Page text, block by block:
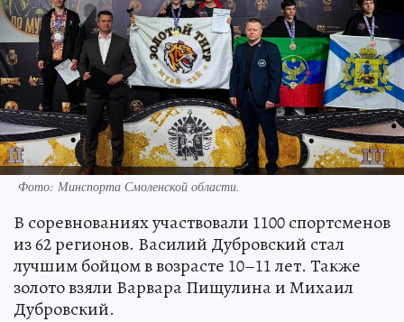
Фото: Минспорта Смоленской области.
В соревнованиях участвовали 1100 спортсменов
из 62 регионов. Василий Дубровский стал
лучшим бойцом в возрасте 10–11 лет. Также
золото взяли Варвара Пищулина и Михаил
Дубровский.